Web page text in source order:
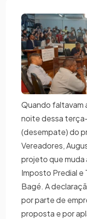
Quando faltavam
noite dessa
(desempate) do
Vereadores,
projeto que muda
Imposto Predial e
Bagé. A
por parte de
proposta e por